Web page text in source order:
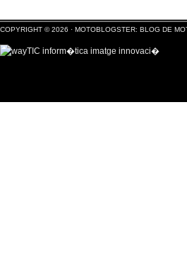
COPYRIGHT © 2026 · MOTOBLOGSTER: BLOG DE